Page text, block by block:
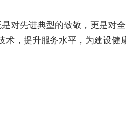
对先进典型的致敬，更是对
术，提升服务水平，为建设